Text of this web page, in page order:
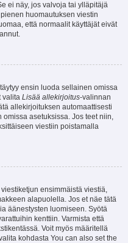
ei näy, jos valvoja tai ylläpitäjä
huomautuksen viestin
että normaalit käyttäjät eivät
ensin luoda sellainen omissa
valita Lisää allekirjoitus-valinnan
allekirjoituksen automaattisesti
asetuksissa. Jos teet niin,
viestiin poistamalla
ensimmäistä viestiä,
alapuolella. Jos et näe tätä
äänestysten luomiseen. Syötä
kenttiin. Varmista että
Voit myös määritellä
kohdasta You can also set the